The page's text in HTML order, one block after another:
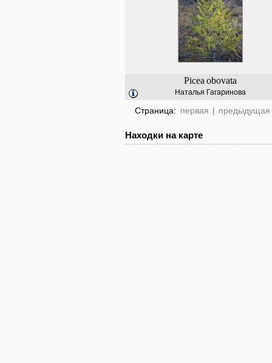
Picea obovata
Наталья Гагаринова
Страница: первая | предыдущая
Находки на карте